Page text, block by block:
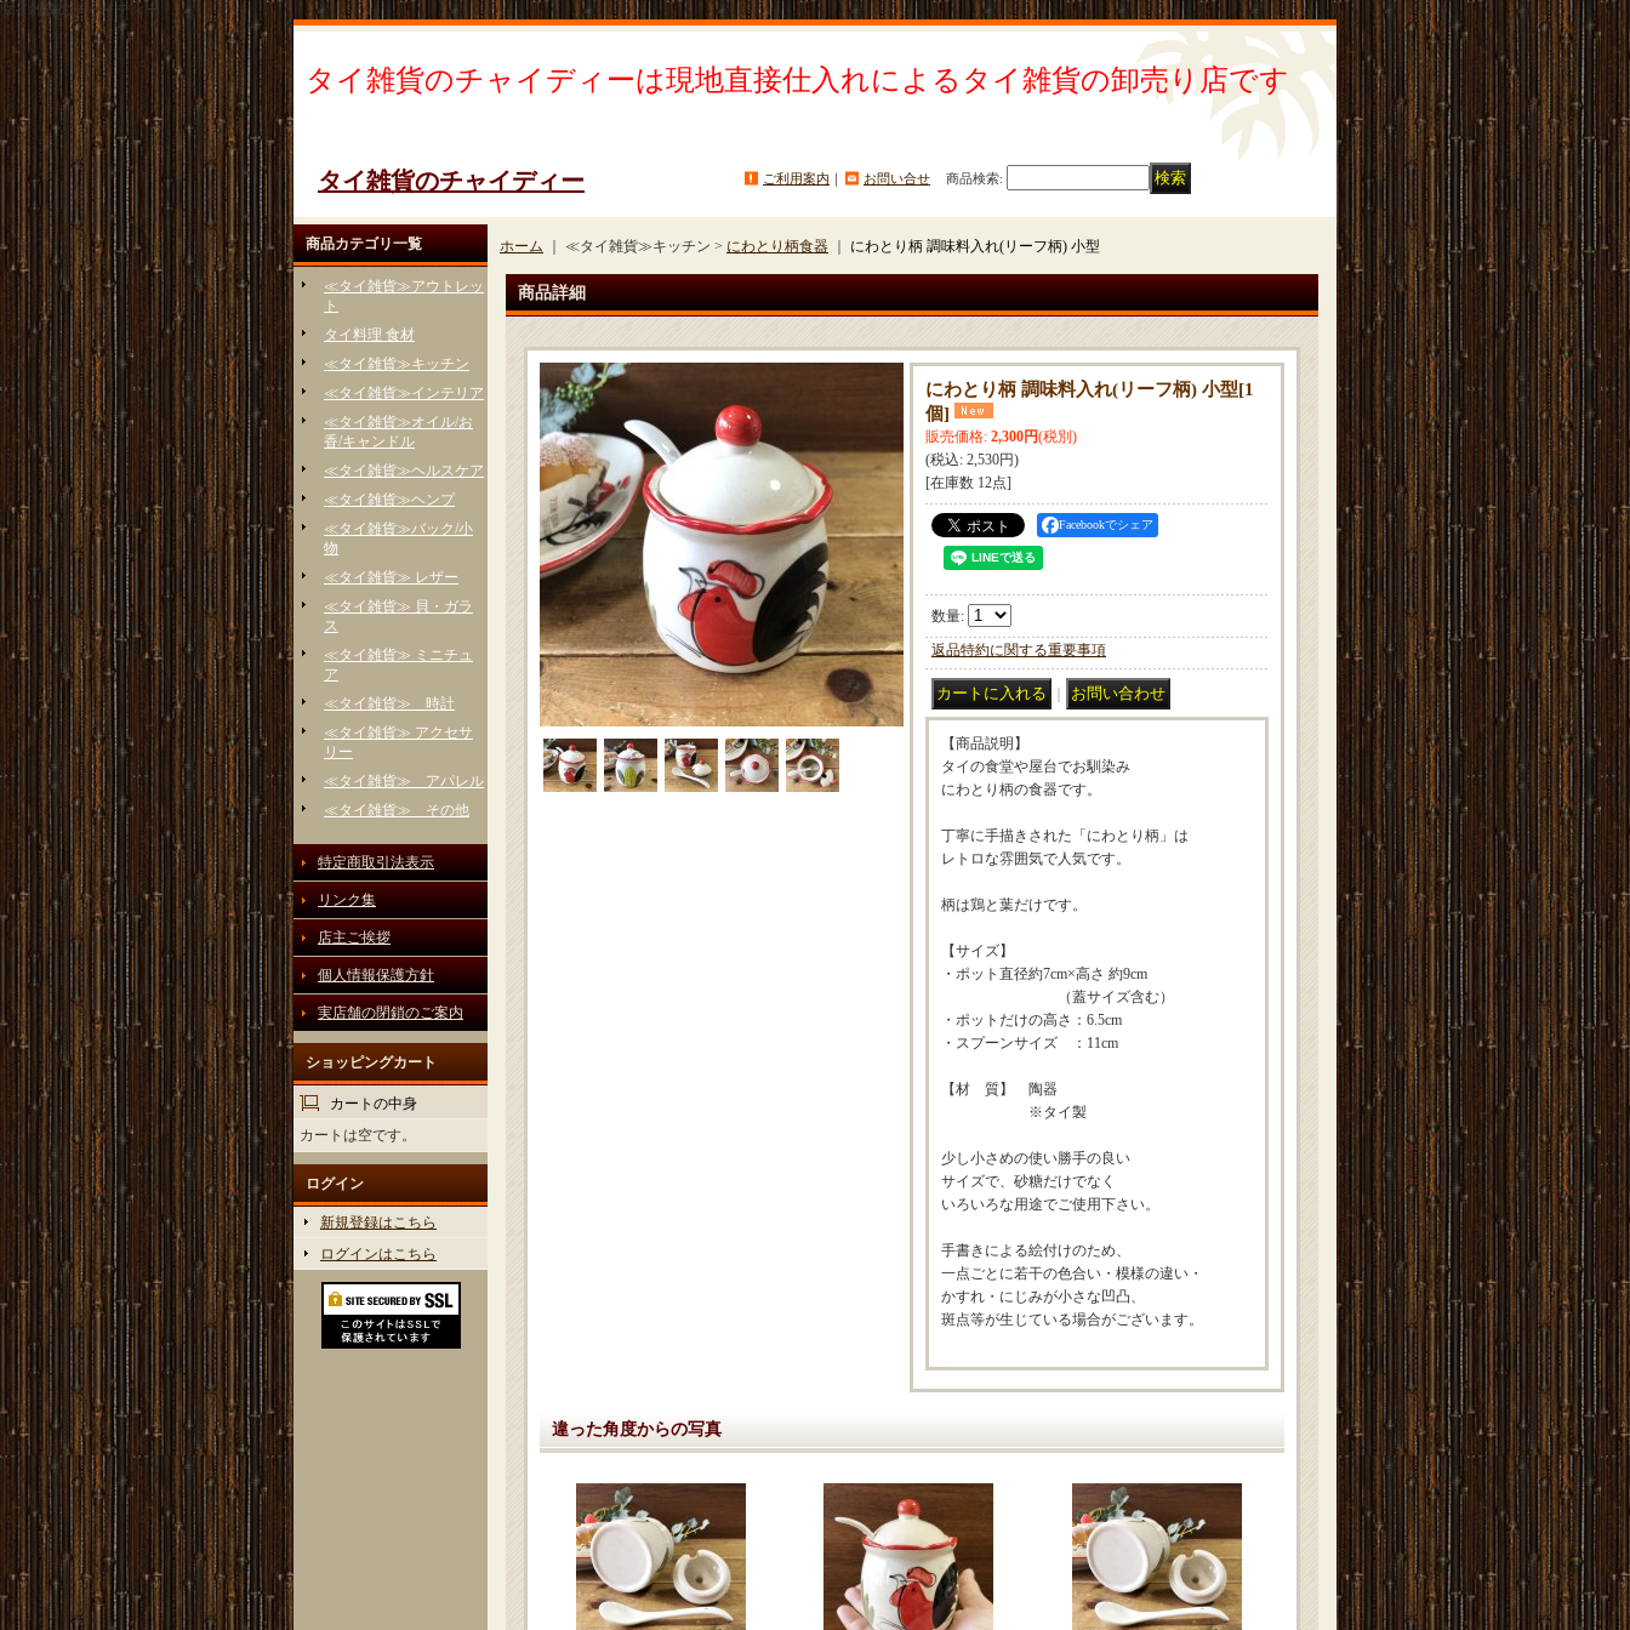
タイ雑貨のチャイディー
タイ雑貨のチャイディーは現地直接仕入れによるタイ雑貨の卸売り店です
タイ雑貨のチャイディー ご利用案内 ｜ お問い合せ 商品検索:
商品カテゴリ一覧
≪タイ雑貨≫アウトレッ
ト
タイ料理 食材
≪タイ雑貨≫キッチン
≪タイ雑貨≫インテリア
≪タイ雑貨≫オイル/お
香/キャンドル
≪タイ雑貨≫ヘルスケア
≪タイ雑貨≫ヘンプ
≪タイ雑貨≫バック/小
物
≪タイ雑貨≫ レザー
≪タイ雑貨≫ 貝・ガラ
ス
≪タイ雑貨≫ ミニチュ
ア
≪タイ雑貨≫ 時計
≪タイ雑貨≫ アクセサ
リー
≪タイ雑貨≫ アパレル
≪タイ雑貨≫ その他
特定商取引法表示
リンク集
店主ご挨拶
個人情報保護方針
実店舗の閉鎖のご案内
ショッピングカート
カートの中身
カートは空です。
ログイン
新規登録はこちら
ログインはこちら
ホーム ｜ ≪タイ雑貨≫キッチン > にわとり柄食器 にわとり柄 調味料入れ(リーフ柄) 小型
商品詳細
にわとり柄 調味料入れ(リーフ柄) 小型[1
個]
販売価格: 2,300円(税別)
(税込: 2,530円)
[在庫数 12点]
Facebookでシェア
数量:
返品特約に関する重要事項
【商品説明】
タイの食堂や屋台でお馴染み
にわとり柄の食器です。
丁寧に手描きされた「にわとり柄」は
レトロな雰囲気で人気です。
柄は鶏と葉だけです。
【サイズ】
・ポット直径約7cm×高さ 約9cm
（蓋サイズ含む）
・ポットだけの高さ：6.5cm
・スプーンサイズ ：11cm
【材 質】 陶器
※タイ製
少し小さめの使い勝手の良い
サイズで、砂糖だけでなく
いろいろな用途でご使用下さい。
手書きによる絵付けのため、
一点ごとに若干の色合い・模様の違い・
かすれ・にじみが小さな凹凸、
斑点等が生じている場合がございます。
違った角度からの写真